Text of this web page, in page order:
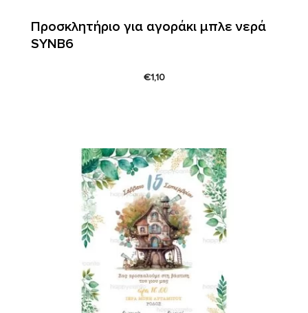
Προσκλητήριο για αγοράκι μπλε νερά
SYNΒ6
€1,10